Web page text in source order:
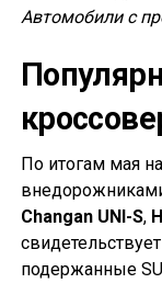
Автомобили с
По итогам мая
Changan UNI-S,
подержанные